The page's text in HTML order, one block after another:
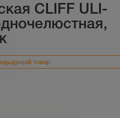
CLIFF ULI-
товар